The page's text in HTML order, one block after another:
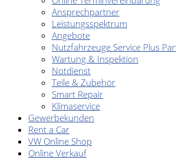
Ansprechpartner
Leistungsspektrum
Angebote
Nutzfahrzeuge Service Plus
Wartung & Inspektion
Notdienst
Teile & Zubehör
Smart Repair
Klimaservice
Gewerbekunden
Rent a Car
VW Online Shop
Online Verkauf